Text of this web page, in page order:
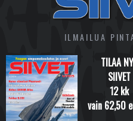
ILMAILUA
TILAA
SIIVET
12 kk
vain 62,50